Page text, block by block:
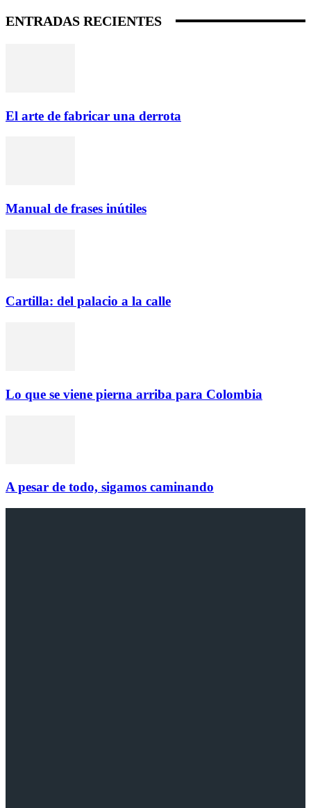
ENTRADAS RECIENTES
El arte de fabricar una derrota
Manual de frases inútiles
Cartilla: del palacio a la calle
Lo que se viene pierna arriba para Colombia
A pesar de todo, sigamos caminando